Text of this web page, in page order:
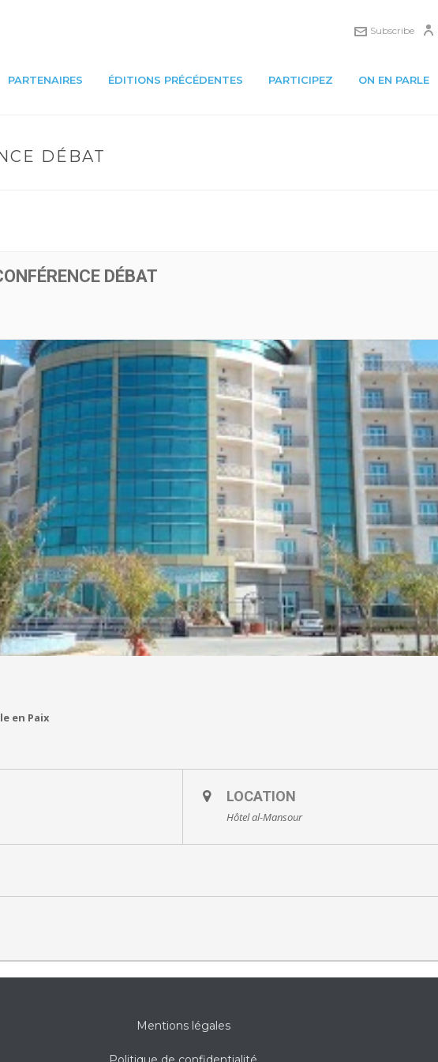
Subscribe
PARTENAIRES ÉDITIONS PRÉCÉDENTES PARTICIPEZ ON EN PARLE
DÉBAT
DÉBAT
en Paix
LOCATION
Hôtel al-Mansour
Mentions légales